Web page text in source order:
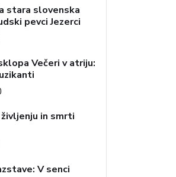
stara slovenska
pevci Jezerci
Večeri v atriju:
in smrti
V senci